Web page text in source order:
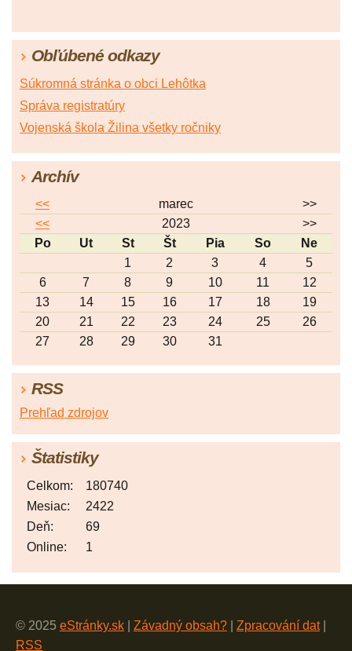
Obľúbené odkazy
Súkromná stránka o obci Lehôtka
Správa registratúry
Vojenská škola Žilina všetky ročniky
Archív
<< marec
>>
<<
2023
>>
Po
Ut St Št Pia So
Ne
1
2 3 4
5
6
7 8 9 10 11
12
13
14 15 16 17 18
19
20
21 22 23 24 25
26
27
28 29 30 31
RSS
Prehľad zdrojov
Štatistiky
Online: 1
Celkom:
180740
Mesiac:
2422
Deň:
69
© 2025 eStránky.sk Závadný obsah? Zpracování dat|
RSS